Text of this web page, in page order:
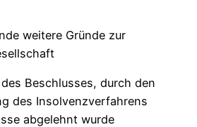
weitere Gründe zur
Beschlusses, durch den
des Insolvenzverfahrens
abgelehnt wurde